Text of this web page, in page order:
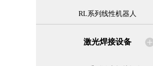
RL系列线性机器人
激光焊接设备